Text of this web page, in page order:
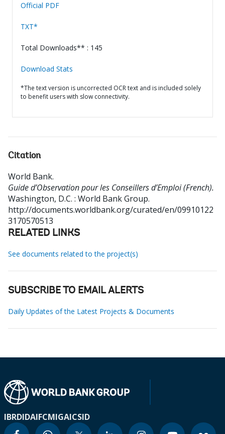
Official PDF
TXT*
Total Downloads** : 145
Download Stats
*The text version is uncorrected OCR text and is included solely
to benefit users with slow connectivity.
Citation
World Bank.
Guide d’Observation pour les Conseillers d’Emploi (French).
Washington, D.C. : World Bank Group.
http://documents.worldbank.org/curated/en/09910122
3170570513
RELATED LINKS
See documents related to the project(s)
SUBSCRIBE TO EMAIL ALERTS
Daily Updates of the Latest Projects & Documents
IBRDIDAIFCMIGAICSID